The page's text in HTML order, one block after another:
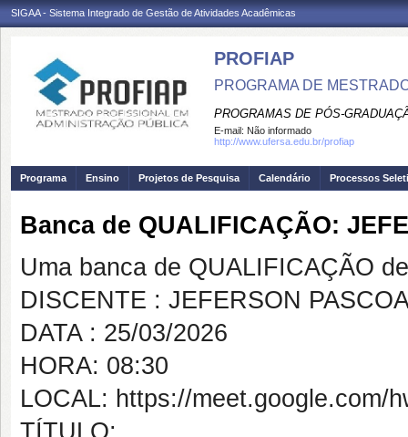
SIGAA - Sistema Integrado de Gestão de Atividades Acadêmicas
PROFIAP
PROGRAMA DE
PROGRAMAS DE PÓS-
E-mail: Não informado
http://www.ufersa.edu.br/profiap
Programa Ensino Projetos de Pesquisa Calendário Processos
Banca de QUALIFICAÇÃO:
Uma banca de QUALIFICAÇÃO
DISCENTE : JEFERSON
DATA : 25/03/2026
HORA: 08:30
LOCAL: https://meet.google.com/
TÍTULO: